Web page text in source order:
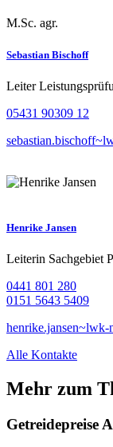
M.Sc. agr.
Sebastian Bischoff
Leiter
05431 90309 12
Henrike Jansen
Leiterin Sachgebiet
0441 801 280
0151 5643 5409
henrike.jansen~lwk-
Alle Kontakte
Mehr zum
Getreidepreise